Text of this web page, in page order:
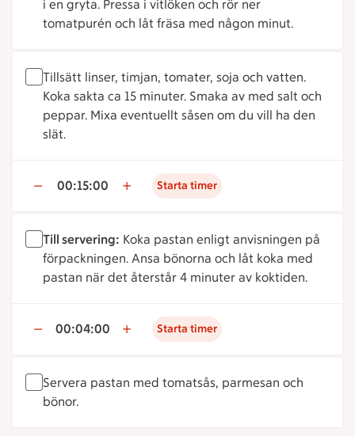
i en gryta. Pressa i vitlöken och rör ner
tomatpurén och låt fräsa med någon minut.
Tillsätt linser, timjan, tomater, soja och vatten.
Koka sakta ca 15 minuter. Smaka av med salt och
peppar. Mixa eventuellt såsen om du vill ha den
slät.
00:15:00 Starta timer
Till servering: Koka pastan enligt anvisningen på
förpackningen. Ansa bönorna och låt koka med
pastan när det återstår 4 minuter av koktiden.
00:04:00 Starta timer
Servera pastan med tomatsås, parmesan och
bönor.